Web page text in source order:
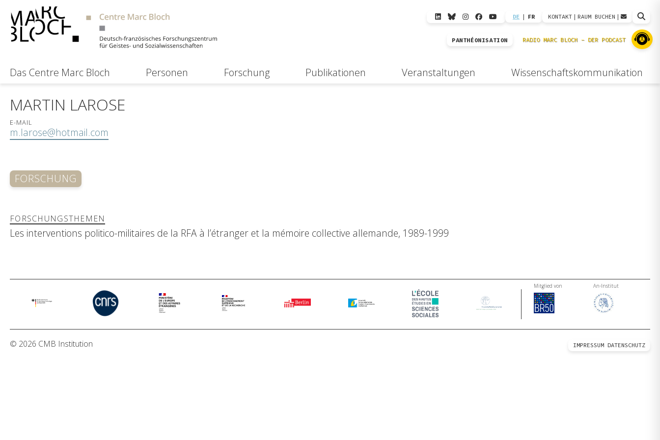
DE | FR KONTAKT | RAUM BUCHEN |
PANTHÉONISATION
Das Centre Marc Bloch Personen Forschung Publikationen Veranstaltungen Wissenschaftskommunikation
MARTIN LAROSE
E-MAIL
m.larose@hotmail.com
FORSCHUNG
FORSCHUNGSTHEMEN
Les interventions politico-militaires de la RFA à l’étranger et la mémoire collective allemande, 1989-1999
Mitglied von An-Institut
© 2026 CMB Institution IMPRESSUM DATENSCHUTZ